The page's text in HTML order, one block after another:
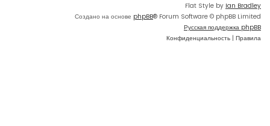
Flat Style by Ian Bradley
Создано на основе phpBB® Forum Software © phpBB Limited
Русская поддержка phpBB
Конфиденциальность | Правила